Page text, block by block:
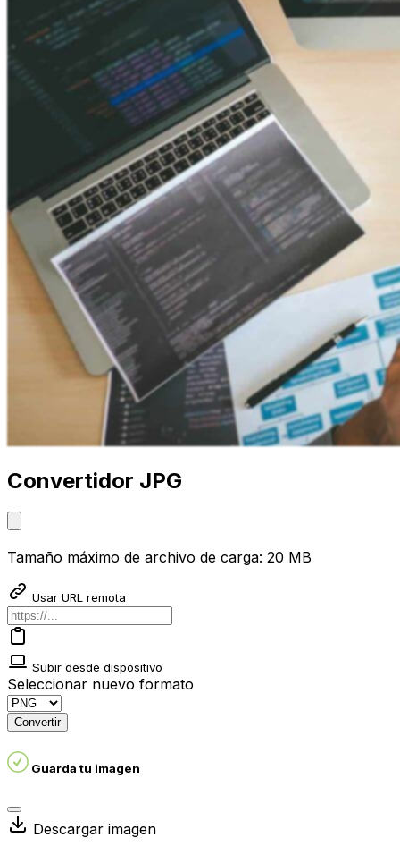
Convertidor JPG
Tamaño máximo de archivo de carga: 20 MB
Usar URL remota
Subir desde dispositivo
Seleccionar nuevo formato
Convertir
Guarda tu imagen
Descargar imagen